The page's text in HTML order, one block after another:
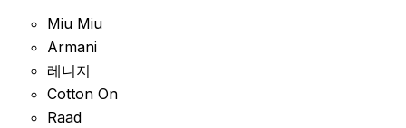
Miu Miu
Armani
레니지
Cotton On
Raad